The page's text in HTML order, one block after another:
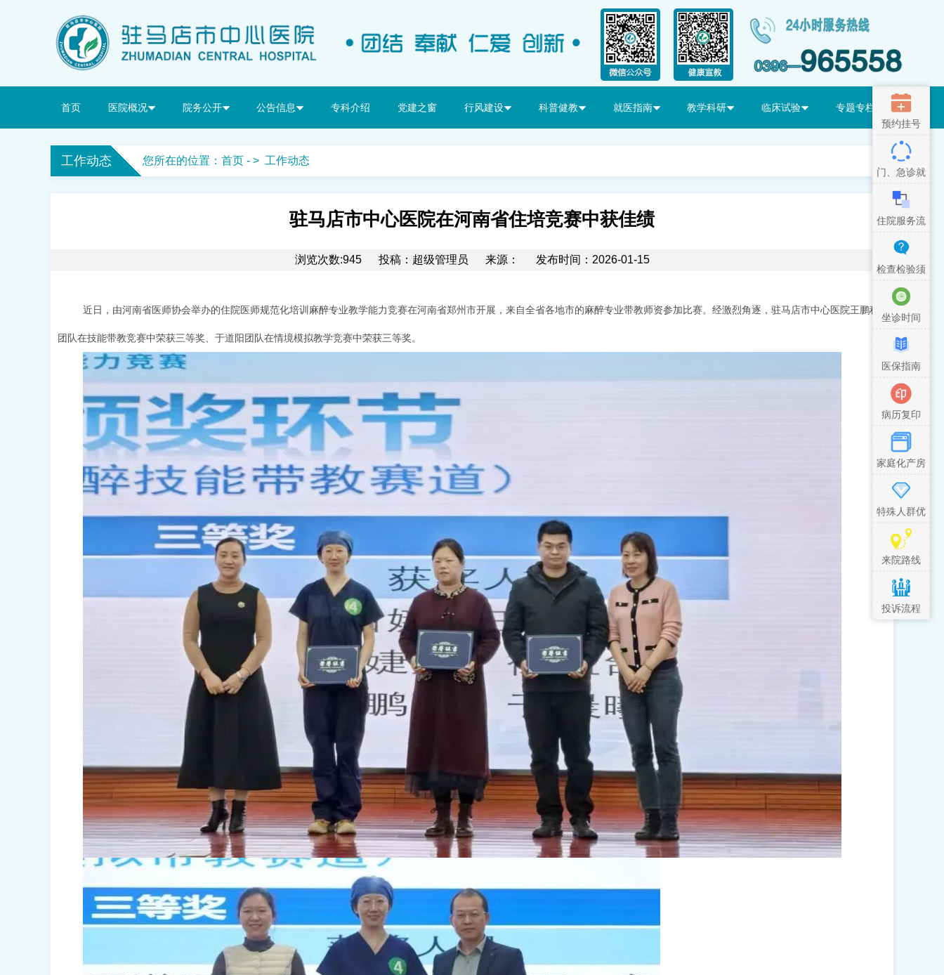
首页 医院概况 院务公开 公告信息 专科介绍 党建之窗 行风建设 科普健教 就医指南 教学科研 临床试验 专题专栏
工作动态 您所在的位置： 首页 - > 工作动态
驻马店市中心医院在河南省住培竞赛中获佳绩
浏览次数:945 投稿：超级管理员 来源： 发布时间：2026-01-15
近日，由河南省医师协会举办的住院医师规范化培训麻醉专业教学能力竞赛在河南省郑州市开展，来自全省各地市的麻醉专业带教师资参加比赛。经激烈角逐，驻马店市中心医院王鹏程
团队在技能带教竞赛中荣获三等奖、于道阳团队在情境模拟教学竞赛中荣获三等奖。
预约挂号
门、急诊就
医流程
住院服务流
程
检查检验须
知
坐诊时间
医保指南
病历复印
家庭化产房
特殊人群优
先措施
来院路线
投诉流程